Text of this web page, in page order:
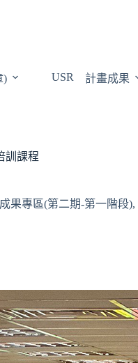
) USR 計畫成果
訓課程
成果專區(第二期-第一階段),